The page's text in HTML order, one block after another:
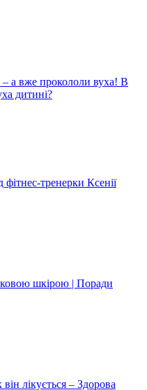
а вже прокололи вуха! В
дитині?
фітнес-тренерки Ксенії
шкірою | Поради
лікується – Здорова